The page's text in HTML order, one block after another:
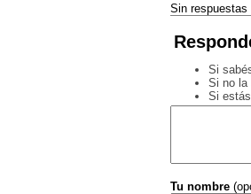
Sin respuestas
Si
Si no la
Si
Tu nombre